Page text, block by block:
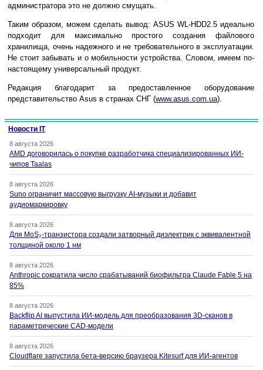
администратора это не должно смущать.
Таким образом, можем сделать вывод: ASUS WL-HDD2.5 идеально
подходит для максимально простого создания файлового
хранилища, очень надежного и не требовательного в эксплуатации.
Не стоит забывать и о мобильности устройства. Словом, имеем по-
настоящему универсальный продукт.
Редакция благодарит за предоставленное оборудование
представительство Asus в странах СНГ (www.asus.com.ua).
Новости IT
8 августа 2026
AMD договорилась о покупке разработчика специализированных ИИ-
чипов Taalas
8 августа 2026
Suno ограничит массовую выгрузку AI-музыки и добавит
аудиомаркировку
8 августа 2026
Для MoS₂-транзистора создали затворный диэлектрик с эквивалентной
толщиной около 1 нм
8 августа 2026
Anthropic сократила число срабатываний биофильтра Claude Fable 5 на
85%
8 августа 2026
Backflip AI выпустила ИИ-модель для преобразования 3D-сканов в
параметрические CAD-модели
8 августа 2026
Cloudflare запустила бета-версию браузера Kitesurf для ИИ-агентов